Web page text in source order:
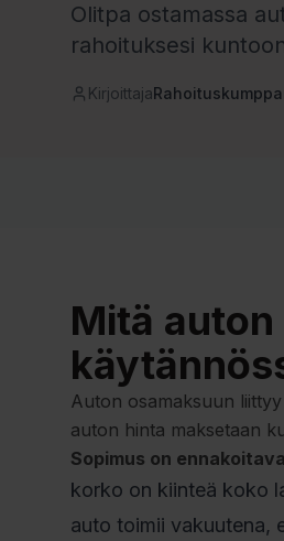
Olitpa ostamassa
rahoituksesi
Kirjoittaja
Mitä
Auton osamaksuun
auton hinta maksetaan
Sopimus on
korko on kiinteä koko
auto toimii vakuutena,